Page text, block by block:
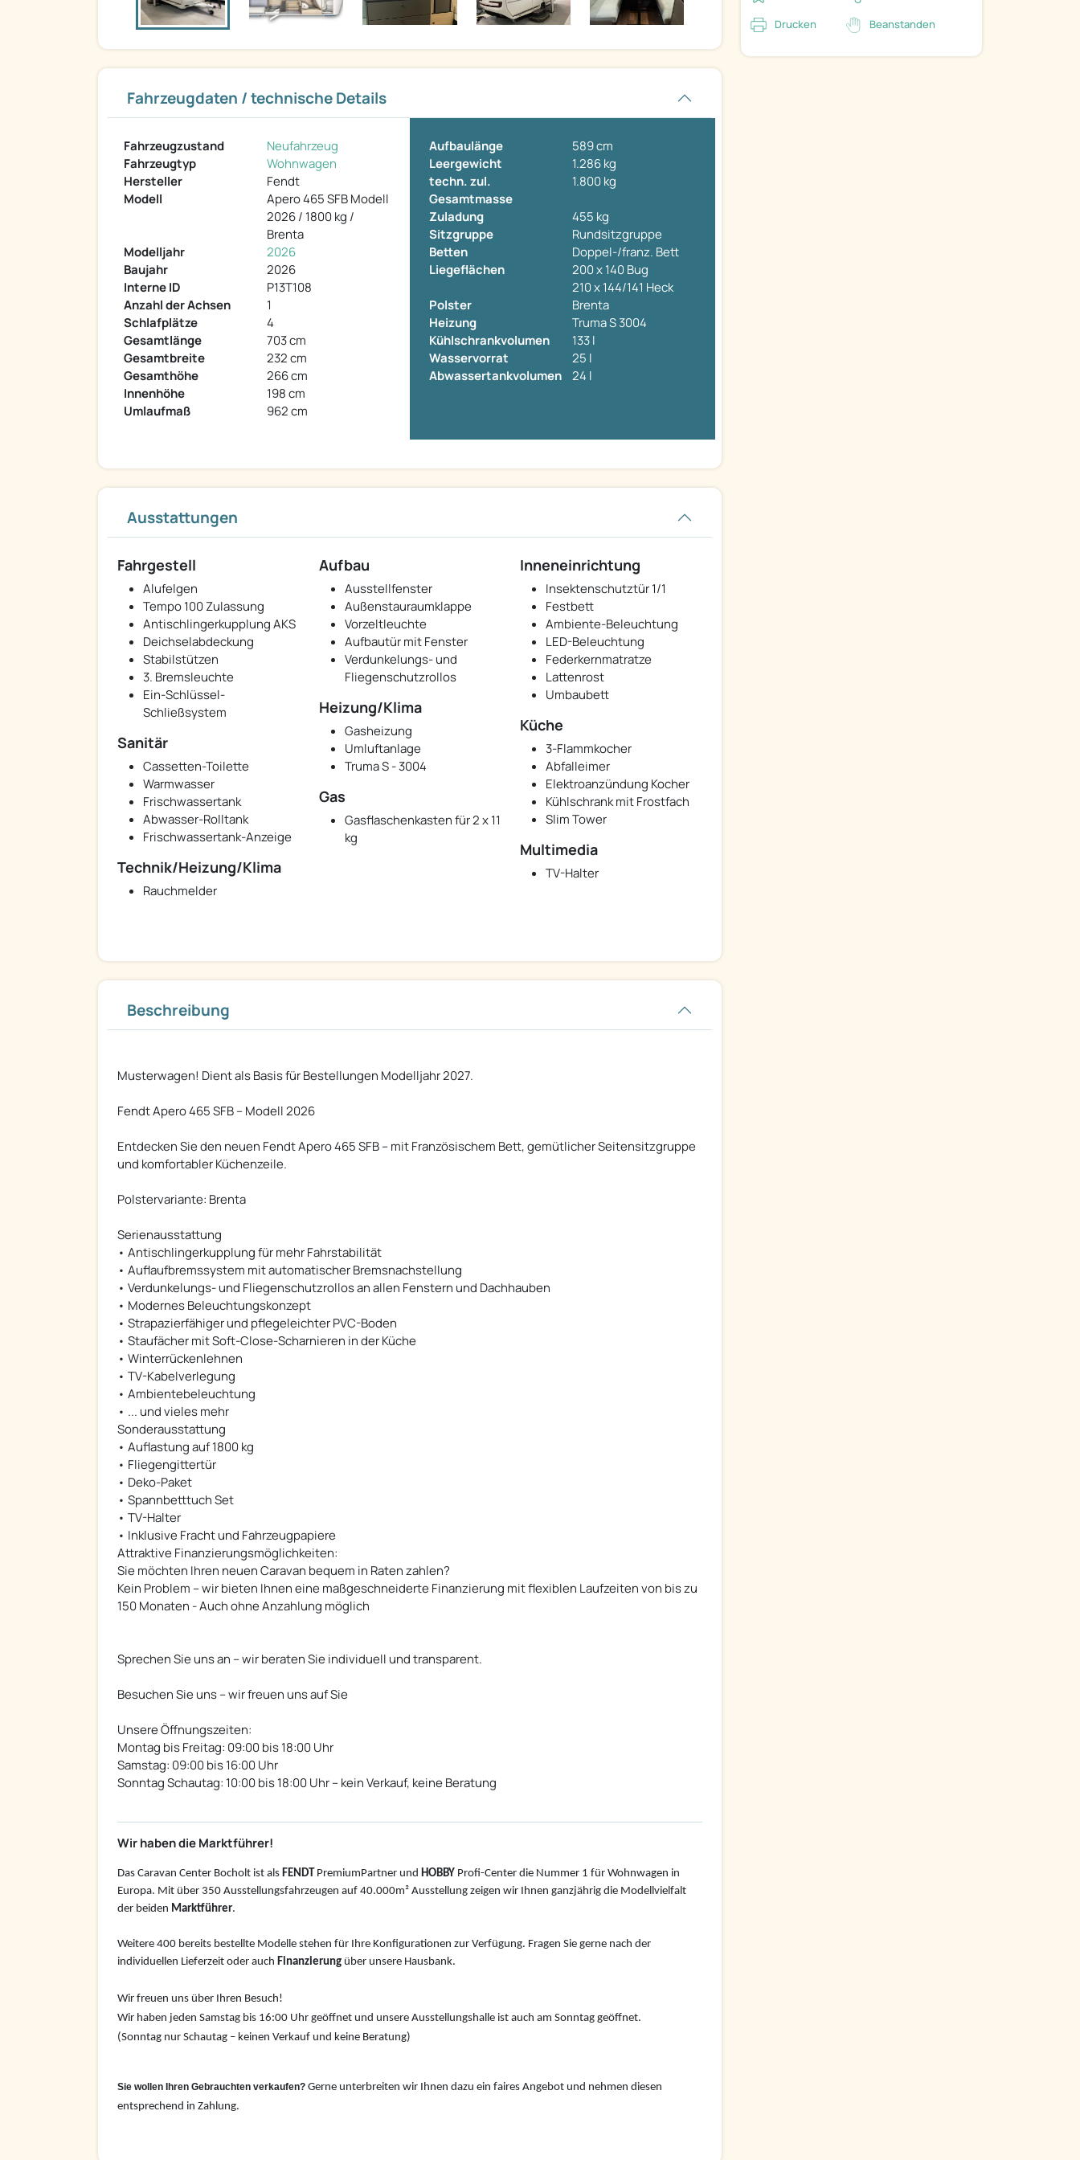
Fahrzeugdaten / technische Details
Fahrzeugzustand
Neufahrzeug
Fahrzeugtyp
Wohnwagen
Hersteller
Fendt
Modell
Apero 465 SFB Modell
2026 / 1800 kg /
Brenta
Modelljahr
2026
Baujahr
2026
Interne ID
P13T108
Anzahl der Achsen
1
Schlafplätze
4
Gesamtlänge
703 cm
Gesamtbreite
232 cm
Gesamthöhe
266 cm
Innenhöhe
198 cm
Umlaufmaß
962 cm
Aufbaulänge
589 cm
Leergewicht
1.286 kg
techn. zul.
Gesamtmasse
1.800 kg
Zuladung
455 kg
Sitzgruppe
Rundsitzgruppe
Betten
Doppel-/franz. Bett
Liegeflächen
200 x 140 Bug
210 x 144/141 Heck
Polster
Brenta
Heizung
Truma S 3004
Kühlschrankvolumen
133 l
Wasservorrat
25 l
Abwassertankvolumen
24 l
Ausstattungen
Fahrgestell
Alufelgen
Tempo 100 Zulassung
Antischlingerkupplung AKS
Deichselabdeckung
Stabilstützen
3. Bremsleuchte
Ein-Schlüssel-
Schließsystem
Aufbau
Ausstellfenster
Außenstauraumklappe
Vorzeltleuchte
Aufbautür mit Fenster
Verdunkelungs- und
Fliegenschutzrollos
Inneneinrichtung
Insektenschutztür 1/1
Festbett
Ambiente-Beleuchtung
LED-Beleuchtung
Federkernmatratze
Lattenrost
Umbaubett
Heizung/Klima
Gasheizung
Umluftanlage
Truma S - 3004
Küche
3-Flammkocher
Abfalleimer
Elektroanzündung Kocher
Kühlschrank mit Frostfach
Slim Tower
Sanitär
Cassetten-Toilette
Warmwasser
Frischwassertank
Abwasser-Rolltank
Frischwassertank-Anzeige
Gas
Gasflaschenkasten für 2 x 11
kg
Multimedia
TV-Halter
Technik/Heizung/Klima
Rauchmelder
Beschreibung
Musterwagen! Dient als Basis für Bestellungen Modelljahr 2027.
Fendt Apero 465 SFB – Modell 2026
Entdecken Sie den neuen Fendt Apero 465 SFB – mit Französischem Bett, gemütlicher Seitensitzgruppe
und komfortabler Küchenzeile.
Polstervariante: Brenta
Serienausstattung
• Antischlingerkupplung für mehr Fahrstabilität
• Auflaufbremssystem mit automatischer Bremsnachstellung
• Verdunkelungs- und Fliegenschutzrollos an allen Fenstern und Dachhauben
• Modernes Beleuchtungskonzept
• Strapazierfähiger und pflegeleichter PVC-Boden
• Staufächer mit Soft-Close-Scharnieren in der Küche
• Winterrückenlehnen
• TV-Kabelverlegung
• Ambientebeleuchtung
• ... und vieles mehr
Sonderausstattung
• Auflastung auf 1800 kg
• Fliegengittertür
• Deko-Paket
• Spannbetttuch Set
• TV-Halter
• Inklusive Fracht und Fahrzeugpapiere
Attraktive Finanzierungsmöglichkeiten:
Sie möchten Ihren neuen Caravan bequem in Raten zahlen?
Kein Problem – wir bieten Ihnen eine maßgeschneiderte Finanzierung mit flexiblen Laufzeiten von bis zu
150 Monaten - Auch ohne Anzahlung möglich
Sprechen Sie uns an – wir beraten Sie individuell und transparent.
Besuchen Sie uns – wir freuen uns auf Sie
Unsere Öffnungszeiten:
Montag bis Freitag: 09:00 bis 18:00 Uhr
Samstag: 09:00 bis 16:00 Uhr
Sonntag Schautag: 10:00 bis 18:00 Uhr – kein Verkauf, keine Beratung
Wir haben die Marktführer!
Das Caravan Center Bocholt ist als FENDT PremiumPartner und HOBBY Profi-Center die Nummer 1 für Wohnwagen in
Europa. Mit über 350 Ausstellungsfahrzeugen auf 40.000m² Ausstellung zeigen wir Ihnen ganzjährig die Modellvielfalt
der beiden Marktführer.
Weitere 400 bereits bestellte Modelle stehen für Ihre Konfigurationen zur Verfügung. Fragen Sie gerne nach der
individuellen Lieferzeit oder auch Finanzierung über unsere Hausbank.
Wir freuen uns über Ihren Besuch!
Wir haben jeden Samstag bis 16:00 Uhr geöffnet und unsere Ausstellungshalle ist auch am Sonntag geöffnet.
(Sonntag nur Schautag – keinen Verkauf und keine Beratung)
Sie wollen Ihren Gebrauchten verkaufen? Gerne unterbreiten wir Ihnen dazu ein faires Angebot und nehmen diesen
entsprechend in Zahlung.
Drucken Beanstanden